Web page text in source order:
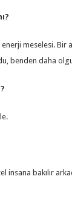
meselesi. Bir
benden daha
insana bakılır